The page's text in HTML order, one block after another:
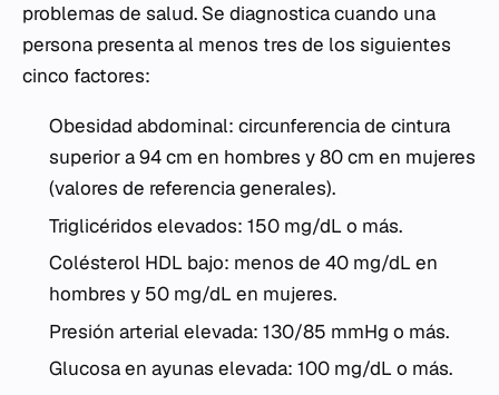
problemas de salud. Se diagnostica cuando una
persona presenta al menos tres de los siguientes
cinco factores:
Obesidad abdominal: circunferencia de cintura
superior a 94 cm en hombres y 80 cm en mujeres
(valores de referencia generales).
Triglicéridos elevados: 150 mg/dL o más.
Colésterol HDL bajo: menos de 40 mg/dL en
hombres y 50 mg/dL en mujeres.
Presión arterial elevada: 130/85 mmHg o más.
Glucosa en ayunas elevada: 100 mg/dL o más.